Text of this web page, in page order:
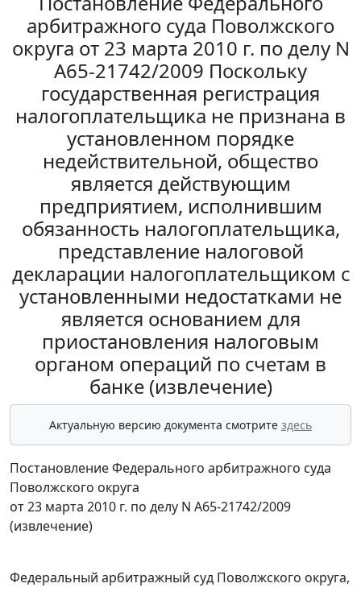
арбитражного суда Поволжского
округа от 23 марта 2010 г. по делу N
А65-21742/2009 Поскольку
государственная регистрация
налогоплательщика не признана в
установленном порядке
недействительной, общество
является действующим
предприятием, исполнившим
обязанность налогоплательщика,
представление налоговой
декларации налогоплательщиком с
установленными недостатками не
является основанием для
приостановления налоговым
органом операций по счетам в
банке (извлечение)
Актуальную версию документа смотрите здесь
Постановление Федерального арбитражного суда
Поволжского округа
от 23 марта 2010 г. по делу N А65-21742/2009
(извлечение)
Федеральный арбитражный суд Поволжского округа,